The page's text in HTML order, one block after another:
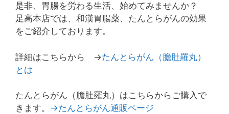
是非、胃腸を労わる生活、始めてみませんか？
足高本店では、和漢胃腸薬、たんとらがんの効果
をご紹介しております。
詳細はこちらから →たんとらがん（膽肚羅丸）
とは
たんとらがん（膽肚羅丸）はこちらからご購入で
きます。 →たんとらがん通販ページ